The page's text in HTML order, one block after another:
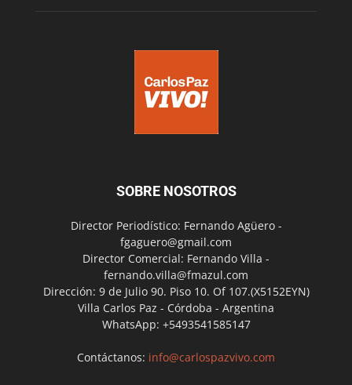
SOBRE NOSOTROS
Director Periodístico: Fernando Agüero -
fgaguero@gmail.com
Director Comercial: Fernando Villa -
fernando.villa@fmazul.com
Dirección: 9 de Julio 90. Piso 10. Of 107.(X5152EYN)
Villa Carlos Paz - Córdoba - Argentina
WhatsApp: +5493541585147
Contáctanos: info@carlospazvivo.com